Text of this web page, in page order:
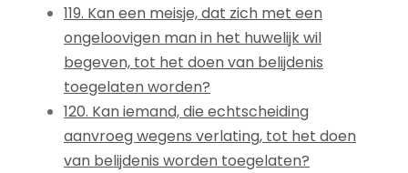
119. Kan een meisje, dat zich met een
ongeloovigen man in het huwelijk wil
begeven, tot het doen van belijdenis
toegelaten worden?
120. Kan iemand, die echtscheiding
aanvroeg wegens verlating, tot het doen
van belijdenis worden toegelaten?